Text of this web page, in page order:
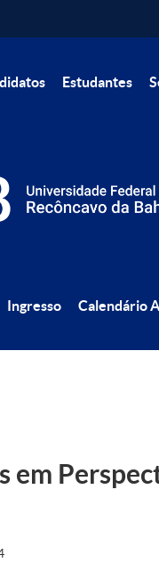
Estudantes
Ingresso Calendário
em